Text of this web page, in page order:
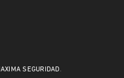
SEGURIDAD.